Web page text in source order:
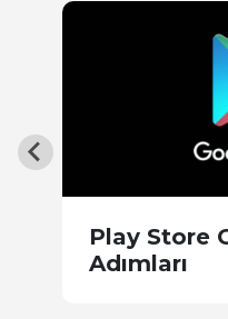
Play Store
Adımları